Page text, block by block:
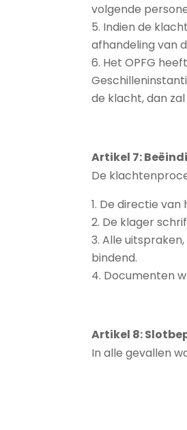
volgende
Indien de
afhandeling van
Het OPFG
de klacht, dan
Artikel 7:
De
De directie van
De klager
Alle
bindend.
Documenten
Artikel 8:
In alle gevallen